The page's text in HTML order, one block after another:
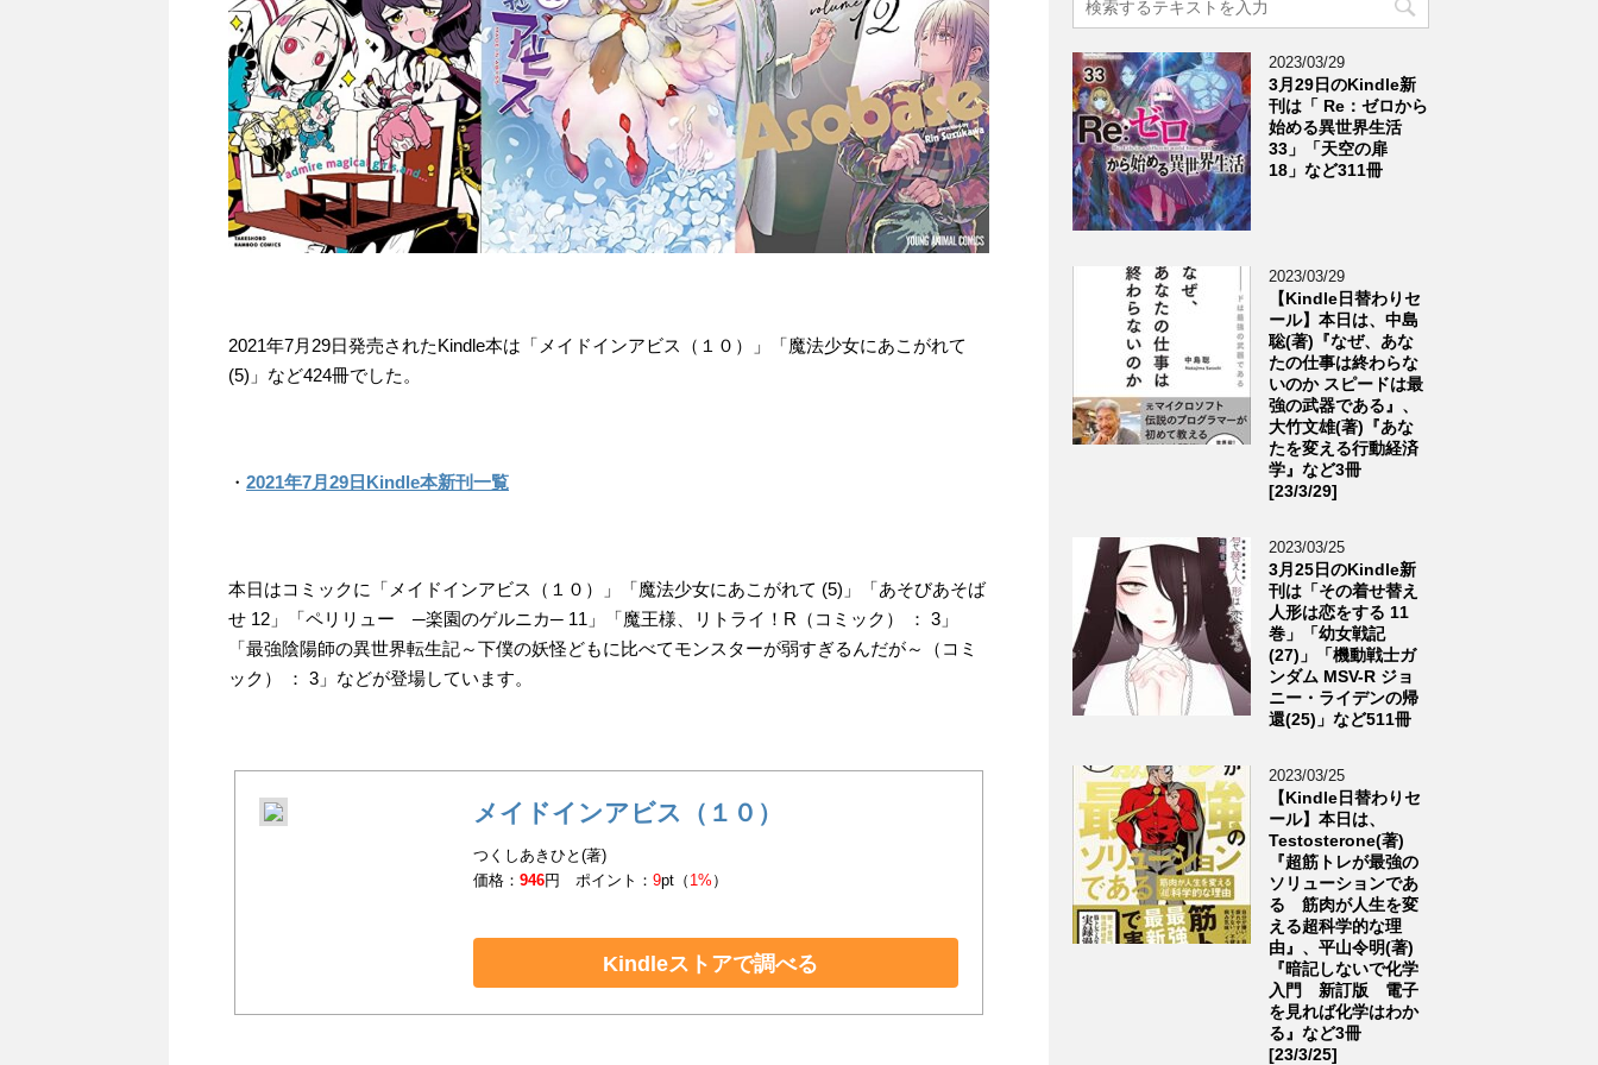
2021年7月29日発売されたKindle本は「メイドインアビス（１０）」「魔法少女にあこがれて
(5)」など424冊でした。
・ 2021年7月29日Kindle本新刊一覧
本日はコミックに「メイドインアビス（１０）」「魔法少女にあこがれて (5)」「あそびあそば
せ 12」「ペリリュー ─楽園のゲルニカ─ 11」「魔王様、リトライ！R（コミック） ： 3」
「最強陰陽師の異世界転生記～下僕の妖怪どもに比べてモンスターが弱すぎるんだが～（コミ
ック） ： 3」などが登場しています。
メイドインアビス（１０）
つくしあきひと(著)
価格：946円 ポイント：9pt（ 1% ）
Kindleストアで調べる
2023/03/29
3月29日のKindle新
刊は「 Re：ゼロから
始める異世界生活
33」「天空の扉
18」など311冊
2023/03/29
【Kindle日替わりセ
ール】本日は、中島
聡(著)『なぜ、あな
たの仕事は終わらな
いのか スピードは最
強の武器である』、
大竹文雄(著)『あな
たを変える行動経済
学』など3冊
[23/3/29]
2023/03/25
3月25日のKindle新
刊は「その着せ替え
人形は恋をする 11
巻」「幼女戦記
(27)」「機動戦士ガ
ンダム MSV-R ジョ
ニー・ライデンの帰
還(25)」など511冊
2023/03/25
【Kindle日替わりセ
ール】本日は、
Testosterone(著)
『超筋トレが最強の
ソリューションであ
る 筋肉が人生を変
える超科学的な理
由』、平山令明(著)
『暗記しないで化学
入門 新訂版 電子
を見れば化学はわか
る』など3冊
[23/3/25]